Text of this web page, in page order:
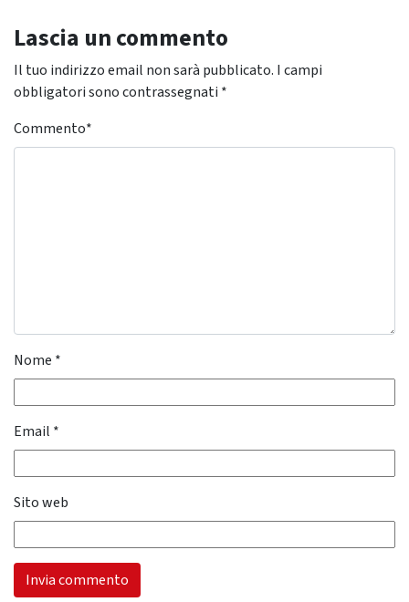
Lascia un commento
Il tuo indirizzo email non sarà pubblicato. I campi
obbligatori sono contrassegnati *
Commento*
Nome *
Email *
Sito web